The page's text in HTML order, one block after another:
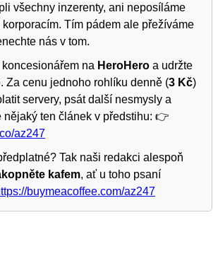
všechny inzerenty, ani neposíláme
Tím pádem ale přežíváme
nás v tom.
na HeroHero a udržte
Za cenu jednoho rohlíku denně (3 Kč)
servery, psát další nesmysly a
nějaký ten článek v předstihu: 👉
az247
Tak naši redakci alespoň
kafem, ať u toho psaní
buymeacoffee.com/az247